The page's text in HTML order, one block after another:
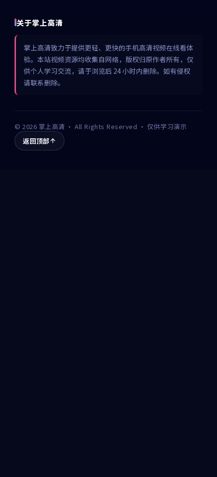
关于掌上高清
掌上高清致力于提供更轻、更快的手机高清视频在线看体
验。本站视频资源均收集自网络，版权归原作者所有，仅
供个人学习交流，请于浏览后 24 小时内删除。如有侵权
请联系删除。
©2026 掌上高清 · All Rights Reserved · 仅供学习演示
返回顶部